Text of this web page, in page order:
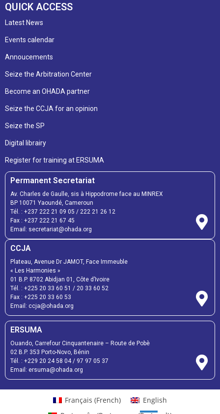
QUICK ACCESS
Latest News
Events calendar
Annoucements
Seize the Arbitration Center
Become an OHADA partner
Seize the CCJA for an opinion
Seize the SP
Digital librairy
Register for training at ERSUMA
Permanent Secretariat
Av. Charles de Gaulle, sis à Hippodrome face au MINREX
BP 10071 Yaoundé, Cameroun
Tél. : +237 222 21 09 05 / 222 21 26 12
Fax : +237 222 21 67 45
Email: secretariat@ohada.org
CCJA
Plateau, Avenue Dr JAMOT, Face Immeuble
« Les Harmonies »
01 B.P. 8702 Abidjan 01, Côte d’Ivoire
Tél. : +225 20 33 60 51 / 20 33 60 52
Fax : +225 20 33 60 53
Email: ccja@ohada.org
ERSUMA
Ouando, Carrefour Cinquantenaire – Route de Pobè
02 B.P. 353 Porto-Novo, Bénin
Tél. : +229 20 24 58 04/ 97 97 05 37
Email: ersuma@ohada.org
Français (French)
English